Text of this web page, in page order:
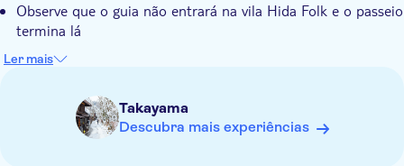
Observe que o guia não entrará na vila Hida Folk e o passeio
termina lá
Observe que a taxa de entrada para a vila folclórica de Hida
dinheiro ou cartão na bilheteria)
Por favor, traga seu passaporte com você
Este passeio opera com um mínimo de 2 pessoas
Ler mais
Takayama
Descubra mais experiências